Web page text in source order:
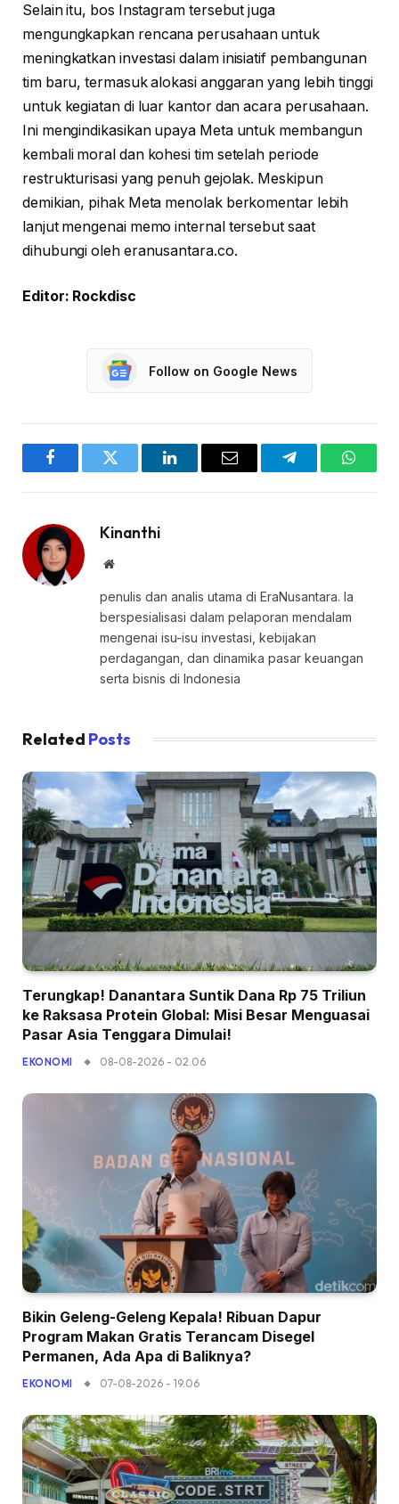
Selain itu, bos Instagram tersebut juga
mengungkapkan rencana perusahaan untuk
meningkatkan investasi dalam inisiatif pembangunan
tim baru, termasuk alokasi anggaran yang lebih tinggi
untuk kegiatan di luar kantor dan acara perusahaan.
Ini mengindikasikan upaya Meta untuk membangun
kembali moral dan kohesi tim setelah periode
restrukturisasi yang penuh gejolak. Meskipun
demikian, pihak Meta menolak berkomentar lebih
lanjut mengenai memo internal tersebut saat
dihubungi oleh eranusantara.co.
Editor: Rockdisc
Follow on Google News
FacebookTwitter LinkedInEmail Telegram
Kinanthi
Website
penulis dan analis utama di EraNusantara. Ia
berspesialisasi dalam pelaporan mendalam
mengenai isu-isu investasi, kebijakan
perdagangan, dan dinamika pasar keuangan
serta bisnis di Indonesia
Related Posts
Terungkap! Danantara Suntik Dana Rp 75 Triliun
ke Raksasa Protein Global: Misi Besar Menguasai
Pasar Asia Tenggara Dimulai!
EKONOMI 08-08-2026 - 02.06
Bikin Geleng-Geleng Kepala! Ribuan Dapur
Program Makan Gratis Terancam Disegel
Permanen, Ada Apa di Baliknya?
EKONOMI 07-08-2026 - 19.06